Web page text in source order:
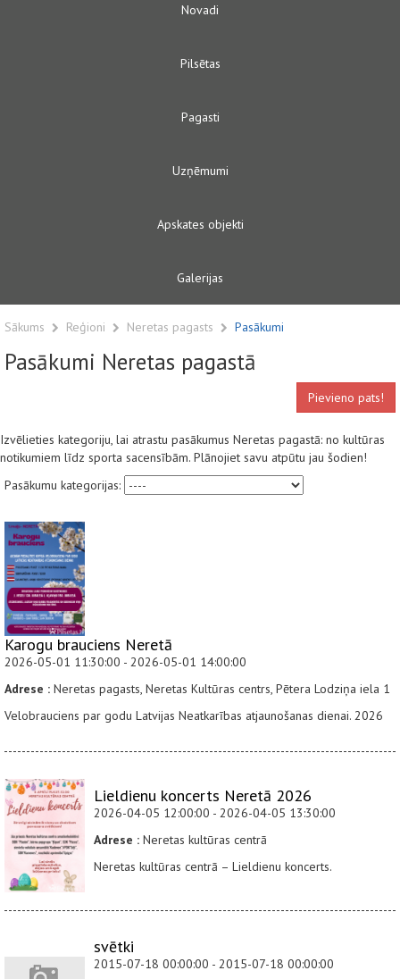
Novadi
Pilsētas
Pagasti
Uzņēmumi
Apskates objekti
Galerijas
Sākums Reģioni Neretas pagasts Pasākumi
Pasākumi Neretas pagastā
Pievieno pats!
Izvēlieties kategoriju, lai atrastu pasākumus Neretas pagastā: no kultūras
notikumiem līdz sporta sacensībām. Plānojiet savu atpūtu jau šodien!
Pasākumu kategorijas:
Karogu brauciens Neretā
2026-05-01 11:30:00 - 2026-05-01 14:00:00
Adrese : Neretas pagasts, Neretas Kultūras centrs, Pētera Lodziņa iela 1
Velobrauciens par godu Latvijas Neatkarības atjaunošanas dienai. 2026
Lieldienu koncerts Neretā 2026
2026-04-05 12:00:00 - 2026-04-05 13:30:00
Adrese : Neretas kultūras centrā
Neretas kultūras centrā – Lieldienu koncerts.
svētki
2015-07-18 00:00:00 - 2015-07-18 00:00:00